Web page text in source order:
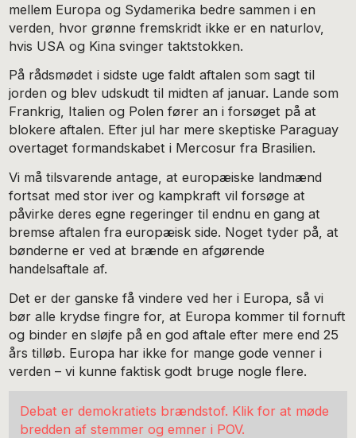
mellem Europa og Sydamerika bedre sammen i en
verden, hvor grønne fremskridt ikke er en naturlov,
hvis USA og Kina svinger taktstokken.
På rådsmødet i sidste uge faldt aftalen som sagt til
jorden og blev udskudt til midten af januar. Lande som
Frankrig, Italien og Polen fører an i forsøget på at
blokere aftalen. Efter jul har mere skeptiske Paraguay
overtaget formandskabet i Mercosur fra Brasilien.
Vi må tilsvarende antage, at europæiske landmænd
fortsat med stor iver og kampkraft vil forsøge at
påvirke deres egne regeringer til endnu en gang at
bremse aftalen fra europæisk side. Noget tyder på, at
bønderne er ved at brænde en afgørende
handelsaftale af.
Det er der ganske få vindere ved her i Europa, så vi
bør alle krydse fingre for, at Europa kommer til fornuft
og binder en sløjfe på en god aftale efter mere end 25
års tilløb. Europa har ikke for mange gode venner i
verden – vi kunne faktisk godt bruge nogle flere.
Debat er demokratiets brændstof. Klik for at møde
bredden af stemmer og emner i POV.